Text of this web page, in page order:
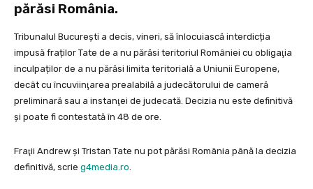
părăsi România.
Tribunalul București a decis, vineri, să înlocuiască interdicția
impusă fraților Tate de a nu părăsi teritoriul României cu obligaţia
inculpaților de a nu părăsi limita teritorială a Uniunii Europene,
decât cu încuviinţarea prealabilă a judecătorului de cameră
preliminară sau a instanţei de judecată. Decizia nu este definitivă
și poate fi contestată în 48 de ore.
Fraţii Andrew şi Tristan Tate nu pot părăsi România până la decizia
definitivă, scrie g4media.ro.